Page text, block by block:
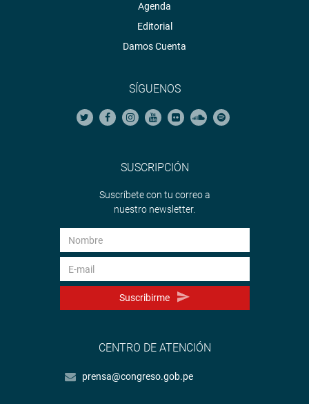
Agenda
Editorial
Damos Cuenta
SÍGUENOS
SUSCRIPCIÓN
Suscríbete con tu correo a
nuestro newsletter.
Suscribirme
CENTRO DE ATENCIÓN
prensa@congreso.gob.pe